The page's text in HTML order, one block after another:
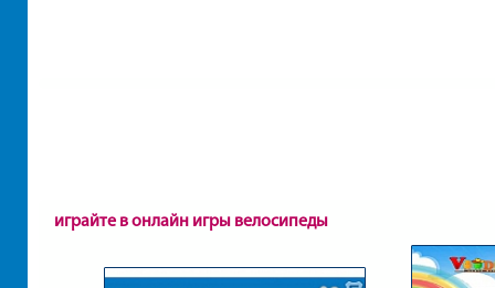
играйте в онлайн игры велосипеды